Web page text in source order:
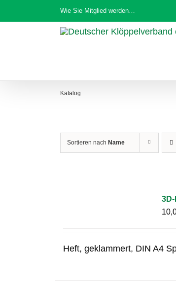
Inhalt
Wie Sie Mitglied werden…
Katalog
Sortieren nach Name
Heft, geklammert, DIN A4